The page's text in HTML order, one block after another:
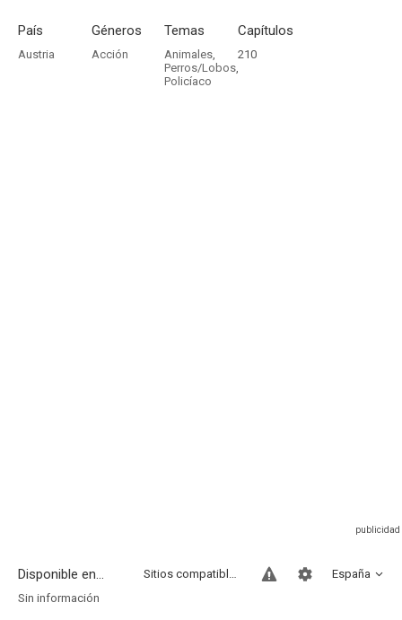
País
Austria
Géneros
Acción
Temas
Animales,
Perros/Lobos,
Policíaco
Capítulos
210
Disponible en... España
Sitios compatibles
Sin información